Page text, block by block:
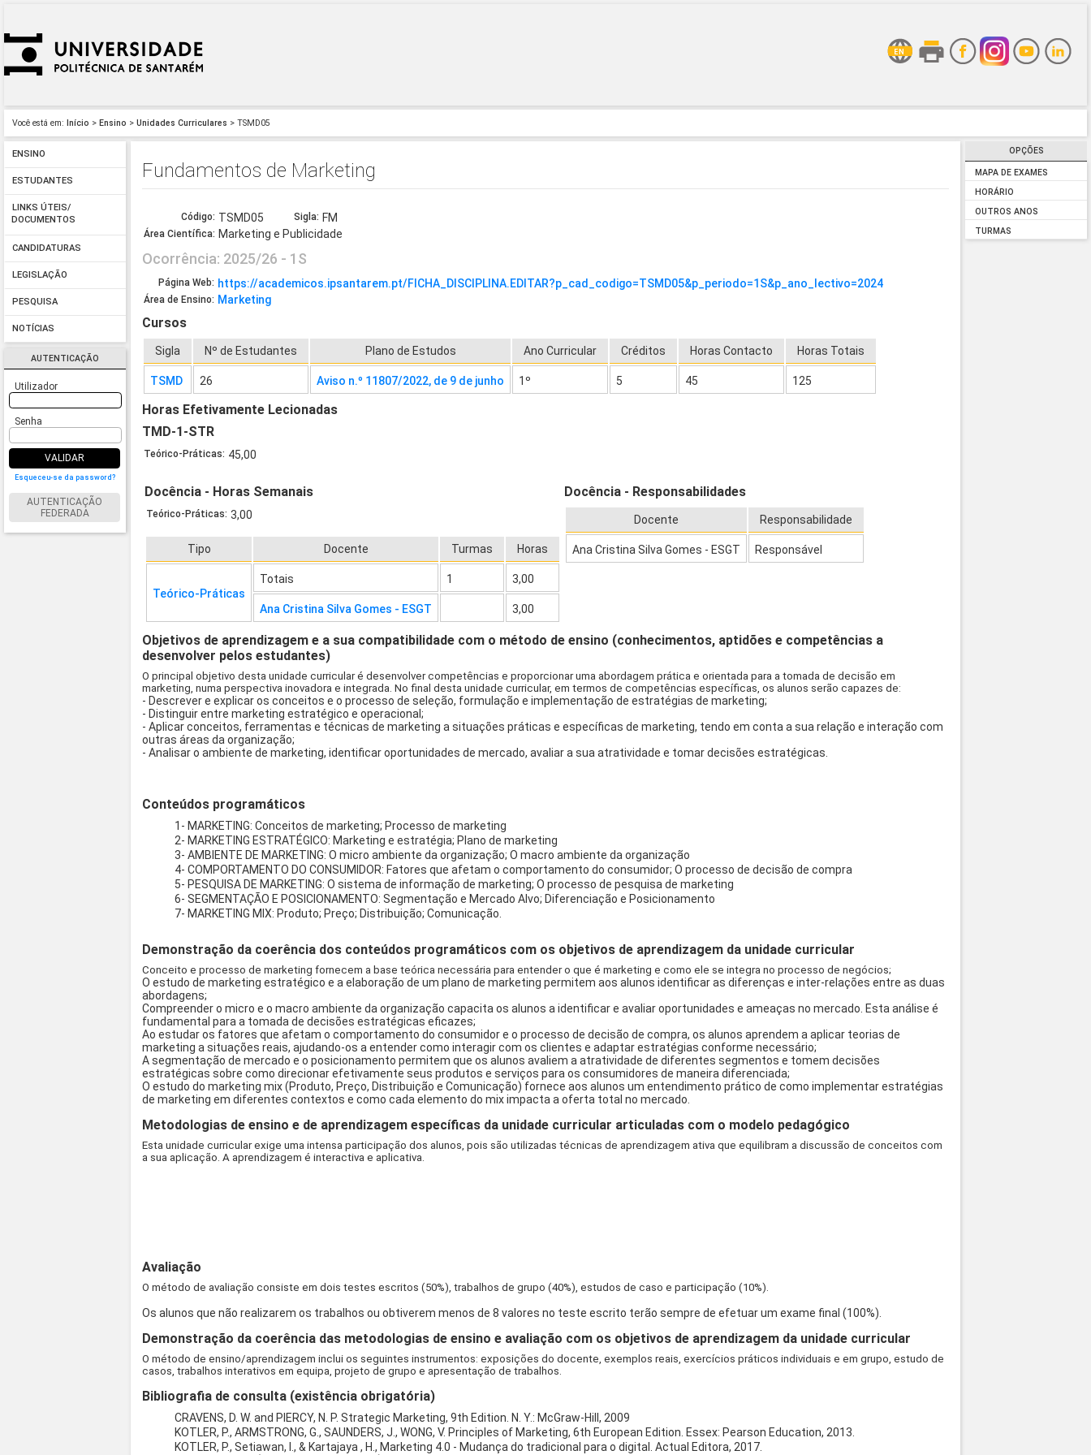
Você está em: Início > Ensino > Unidades Curriculares > TSMD05
ENSINO
ESTUDANTES
LINKS ÚTEIS/
DOCUMENTOS
CANDIDATURAS
LEGISLAÇÃO
PESQUISA
NOTÍCIAS
AUTENTICAÇÃO
Utilizador
Senha
VALIDAR
Esqueceu-se da password?
AUTENTICAÇÃO
FEDERADA
OPÇÕES
MAPA DE EXAMES
HORÁRIO
OUTROS ANOS
TURMAS
Fundamentos de Marketing
Código: TSMD05 Sigla: FM
Área Científica: Marketing e Publicidade
Ocorrência: 2025/26 - 1S
Página Web: https://academicos.ipsantarem.pt/FICHA_DISCIPLINA.EDITAR?p_cad_codigo=TSMD05&p_periodo=1S&p_ano_lectivo=2024
Área de Ensino: Marketing
Cursos
Sigla Nº de Estudantes Plano de Estudos Ano Curricular Créditos Horas Contacto Horas Totais
TSMD 26 Aviso n.º 11807/2022, de 9 de junho 1º 5 45 125
Horas Efetivamente Lecionadas
TMD-1-STR
Teórico-Práticas: 45,00
Docência - Horas Semanais
Teórico-Práticas: 3,00
Tipo Docente Turmas Horas
Teórico-Práticas
Totais 1 3,00
Ana Cristina Silva Gomes - ESGT 3,00
Docência - Responsabilidades
Docente Responsabilidade
Ana Cristina Silva Gomes - ESGT Responsável
Objetivos de aprendizagem e a sua compatibilidade com o método de ensino (conhecimentos, aptidões e competências a
desenvolver pelos estudantes)
O principal objetivo desta unidade curricular é desenvolver competências e proporcionar uma abordagem prática e orientada para a tomada de decisão em
marketing, numa perspectiva inovadora e integrada. No final desta unidade curricular, em termos de competências específicas, os alunos serão capazes de:
- Descrever e explicar os conceitos e o processo de seleção, formulação e implementação de estratégias de marketing;
- Distinguir entre marketing estratégico e operacional;
- Aplicar conceitos, ferramentas e técnicas de marketing a situações práticas e específicas de marketing, tendo em conta a sua relação e interação com
outras áreas da organização;
- Analisar o ambiente de marketing, identificar oportunidades de mercado, avaliar a sua atratividade e tomar decisões estratégicas.
Conteúdos programáticos
1- MARKETING: Conceitos de marketing; Processo de marketing
2- MARKETING ESTRATÉGICO: Marketing e estratégia; Plano de marketing
3- AMBIENTE DE MARKETING: O micro ambiente da organização; O macro ambiente da organização
4- COMPORTAMENTO DO CONSUMIDOR: Fatores que afetam o comportamento do consumidor; O processo de decisão de compra
5- PESQUISA DE MARKETING: O sistema de informação de marketing; O processo de pesquisa de marketing
6- SEGMENTAÇÃO E POSICIONAMENTO: Segmentação e Mercado Alvo; Diferenciação e Posicionamento
7- MARKETING MIX: Produto; Preço; Distribuição; Comunicação.
Demonstração da coerência dos conteúdos programáticos com os objetivos de aprendizagem da unidade curricular
Conceito e processo de marketing fornecem a base teórica necessária para entender o que é marketing e como ele se integra no processo de negócios;
O estudo de marketing estratégico e a elaboração de um plano de marketing permitem aos alunos identificar as diferenças e inter-relações entre as duas
abordagens;
Compreender o micro e o macro ambiente da organização capacita os alunos a identificar e avaliar oportunidades e ameaças no mercado. Esta análise é
fundamental para a tomada de decisões estratégicas eficazes;
Ao estudar os fatores que afetam o comportamento do consumidor e o processo de decisão de compra, os alunos aprendem a aplicar teorias de
marketing a situações reais, ajudando-os a entender como interagir com os clientes e adaptar estratégias conforme necessário;
A segmentação de mercado e o posicionamento permitem que os alunos avaliem a atratividade de diferentes segmentos e tomem decisões
estratégicas sobre como direcionar efetivamente seus produtos e serviços para os consumidores de maneira diferenciada;
O estudo do marketing mix (Produto, Preço, Distribuição e Comunicação) fornece aos alunos um entendimento prático de como implementar estratégias
de marketing em diferentes contextos e como cada elemento do mix impacta a oferta total no mercado.
Metodologias de ensino e de aprendizagem específicas da unidade curricular articuladas com o modelo pedagógico
Esta unidade curricular exige uma intensa participação dos alunos, pois são utilizadas técnicas de aprendizagem ativa que equilibram a discussão de conceitos com
a sua aplicação. A aprendizagem é interactiva e aplicativa.
Avaliação
O método de avaliação consiste em dois testes escritos (50%), trabalhos de grupo (40%), estudos de caso e participação (10%).
Os alunos que não realizarem os trabalhos ou obtiverem menos de 8 valores no teste escrito terão sempre de efetuar um exame final (100%).
Demonstração da coerência das metodologias de ensino e avaliação com os objetivos de aprendizagem da unidade curricular
O método de ensino/aprendizagem inclui os seguintes instrumentos: exposições do docente, exemplos reais, exercícios práticos individuais e em grupo, estudo de
casos, trabalhos interativos em equipa, projeto de grupo e apresentação de trabalhos.
Bibliografia de consulta (existência obrigatória)
CRAVENS, D. W. and PIERCY, N. P. Strategic Marketing, 9th Edition. N. Y.: McGraw-Hill, 2009
KOTLER, P., ARMSTRONG, G., SAUNDERS, J., WONG, V. Principles of Marketing, 6th European Edition. Essex: Pearson Education, 2013.
KOTLER, P., Setiawan, I., & Kartajaya , H., Marketing 4.0 - Mudança do tradicional para o digital. Actual Editora, 2017.